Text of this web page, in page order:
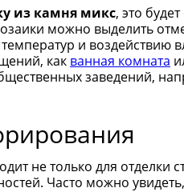
из камня микс, это
можно выделить
и воздействию
как ванная комната
заведений,
не только для отделки
Часто можно